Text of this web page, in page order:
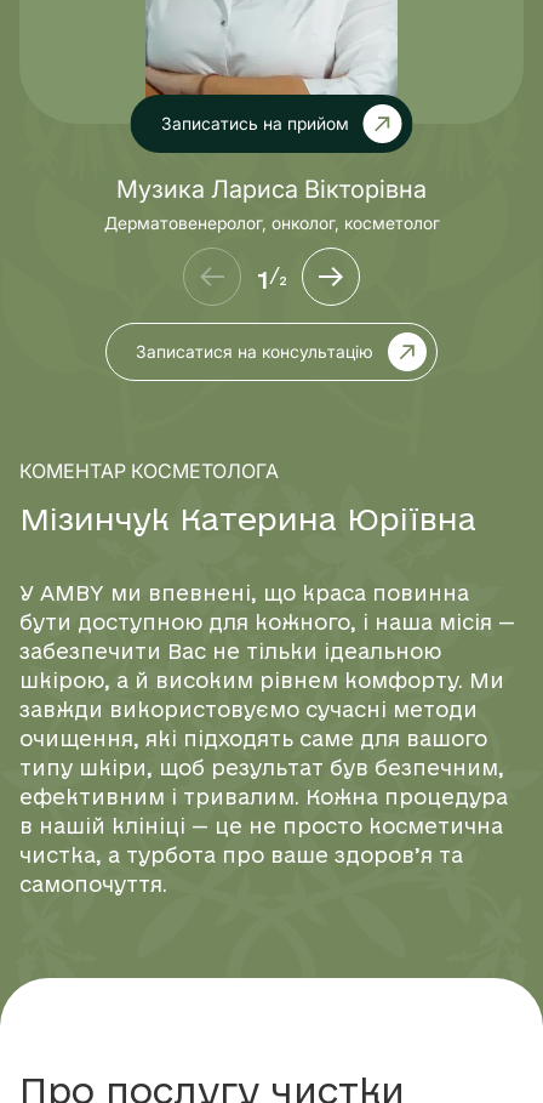
Записатись на прийом
Музика Лариса Вікторівна
Дерматовенеролог, онколог, косметолог
1/2
Записатися на консультацію
КОМЕНТАР КОСМЕТОЛОГА
М ізинчук Катерина Юрі ї вна
У AMBY ми впевнені, що краса повинна
бути доступною для кожного, і наша місія —
забезпечити Вас не тільки ідеальною
шкірою, а й високим рівнем комфорту. Ми
завжди використовуємо сучасні методи
очищення, які підходять саме для вашого
типу шкіри, щоб результат був безпечним,
ефективним і тривалим. Кожна процедура
в нашій клініці — це не просто косметична
чистка, а турбота про ваше здоров’я та
самопочуття.
Про послугу чистки